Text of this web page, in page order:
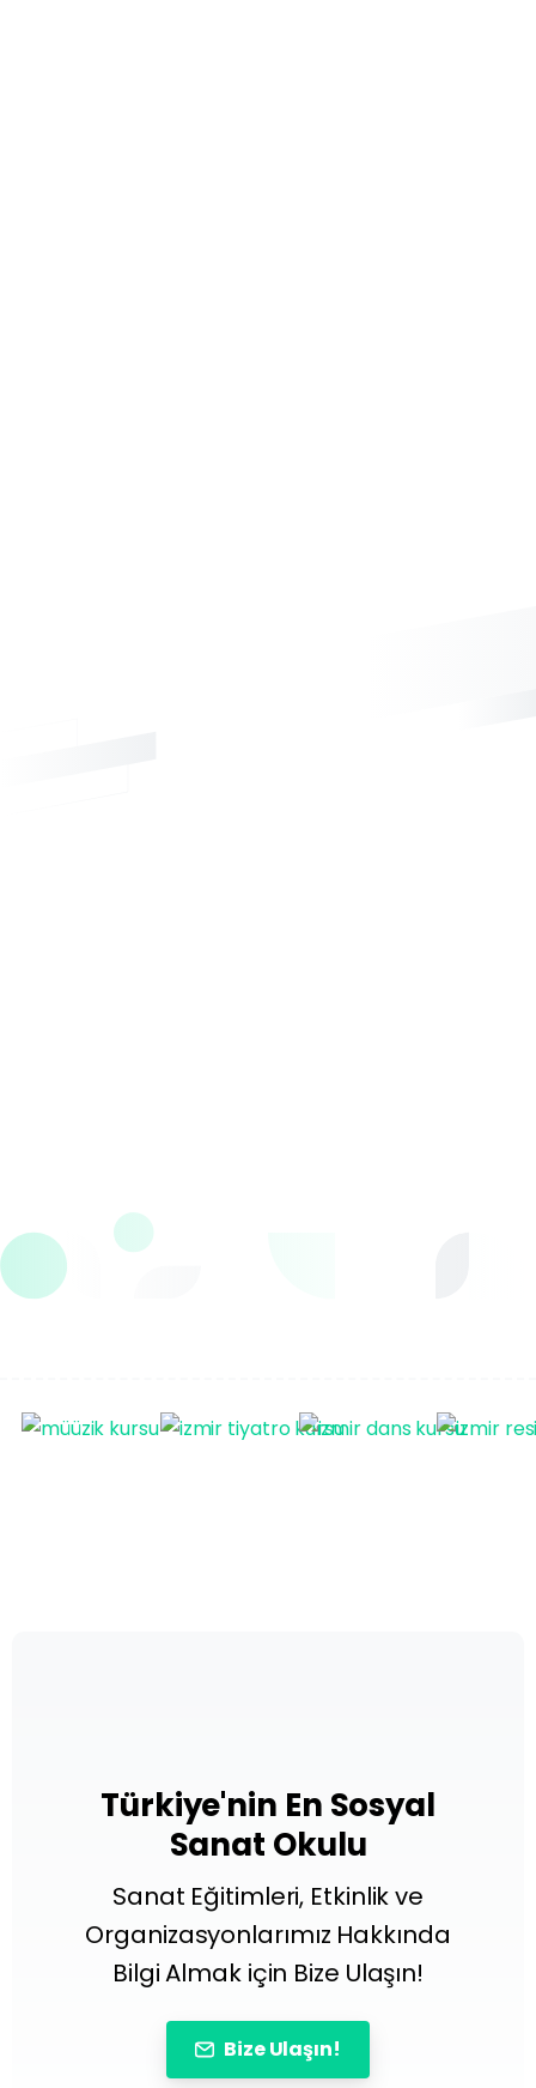
Türkiye'nin En Sosyal
Sanat Okulu
Sanat Eğitimleri, Etkinlik ve
Organizasyonlarımız Hakkında
Bilgi Almak için Bize Ulaşın!
Bize Ulaşın!